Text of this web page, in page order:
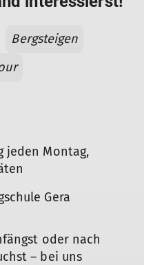
Bergsteigen
jeden Montag,
Gera
oder nach
– bei uns